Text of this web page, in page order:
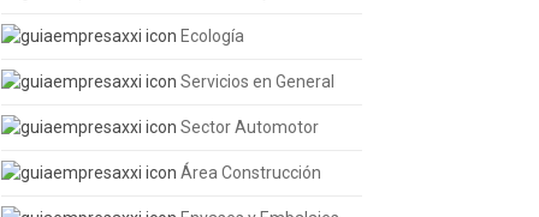
Ecología
Servicios en General
Sector Automotor
Área Construcción